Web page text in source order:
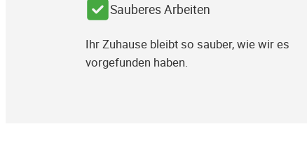
Sauberes Arbeiten
Ihr Zuhause bleibt so sauber, wie wir es
vorgefunden haben.